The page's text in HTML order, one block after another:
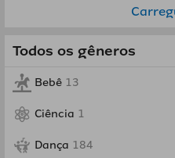
Todos os gêneros
Bebê 13
Ciência 1
Dança 184